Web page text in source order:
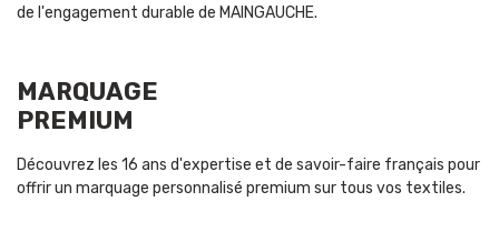
de l'engagement durable de MAINGAUCHE.
MARQUAGE
PREMIUM
Découvrez les 16 ans d'expertise et de savoir-faire français pour
offrir un marquage personnalisé premium sur tous vos textiles.